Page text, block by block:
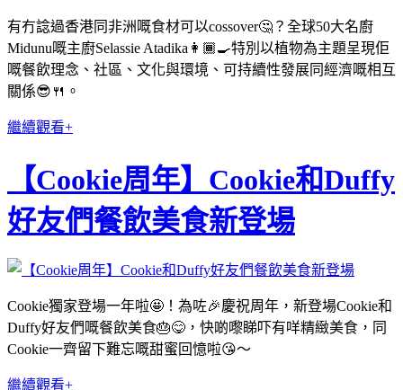
有冇諗過香港同非洲嘅食材可以cossover🤔？全球50大名廚
Midunu嘅主廚Selassie Atadika👩🏾‍🍳特別以植物為主題呈現佢
嘅餐飲理念、社區、文化與環境、可持續性發展同經濟嘅相互
關係😎🍴。
繼續觀看+
【Cookie周年】Cookie和Duffy
好友們餐飲美食新登場
Cookie獨家登場一年啦🤩！為咗🎉慶祝周年，新登場Cookie和
Duffy好友們嘅餐飲美食🎂😋，快啲嚟睇吓有咩精緻美食，同
Cookie一齊留下難忘嘅甜蜜回憶啦😘～
繼續觀看+